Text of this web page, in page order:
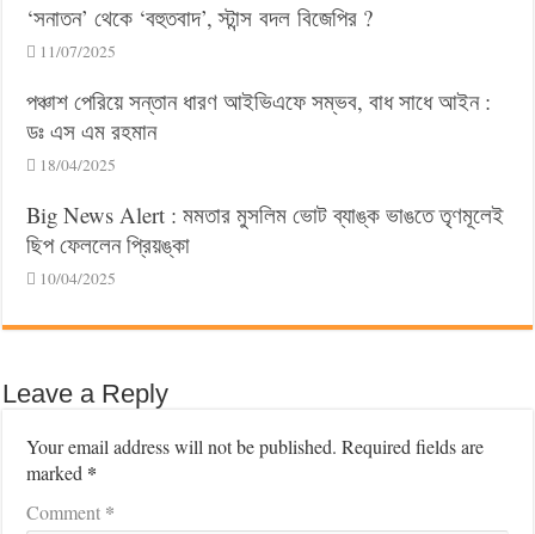
‘সনাতন’ থেকে ‘বহুতবাদ’, স্টান্স বদল বিজেপির ?
11/07/2025
পঞ্চাশ পেরিয়ে সন্তান ধারণ আইভিএফে সম্ভব, বাধ সাধে আইন :
ডঃ এস এম রহমান
18/04/2025
Big News Alert : মমতার মুসলিম ভোট ব্যাঙ্ক ভাঙতে তৃণমূলেই
ছিপ ফেললেন প্রিয়ঙ্কা
10/04/2025
Leave a Reply
Your email address will not be published. Required fields are
marked *
Comment *